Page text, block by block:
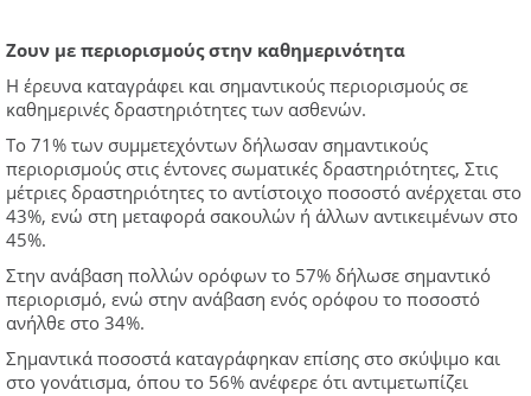
Ζουν με περιορισμούς στην καθημερινότητα
Η έρευνα καταγράφει και σημαντικούς περιορισμούς σε
καθημερινές δραστηριότητες των ασθενών.
Το 71% των συμμετεχόντων δήλωσαν σημαντικούς
περιορισμούς στις έντονες σωματικές δραστηριότητες, Στις
μέτριες δραστηριότητες το αντίστοιχο ποσοστό ανέρχεται στο
43%, ενώ στη μεταφορά σακουλών ή άλλων αντικειμένων στο
45%.
Στην ανάβαση πολλών ορόφων το 57% δήλωσε σημαντικό
περιορισμό, ενώ στην ανάβαση ενός ορόφου το ποσοστό
ανήλθε στο 34%.
Σημαντικά ποσοστά καταγράφηκαν επίσης στο σκύψιμο και
στο γονάτισμα, όπου το 56% ανέφερε ότι αντιμετωπίζει